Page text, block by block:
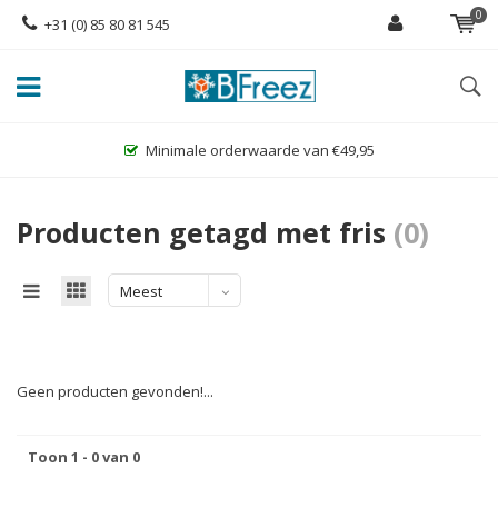
+31 (0) 85 80 81 545 0
Minimale orderwaarde van €49,95
Producten getagd met fris (0)
Meest
Geen producten gevonden!...
Toon 1 - 0 van 0